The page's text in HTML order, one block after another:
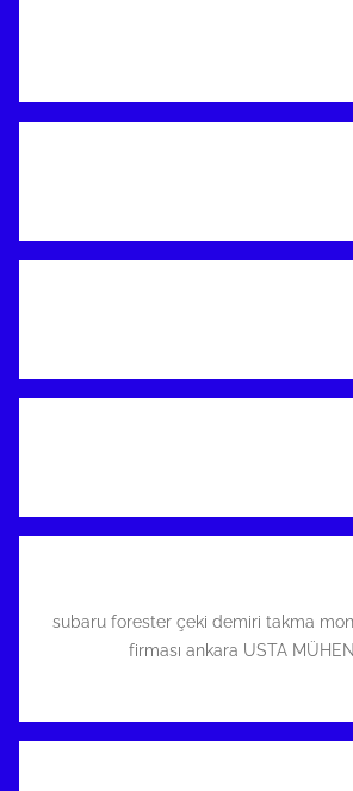
subaru forester çeki demiri takma
firması ankara USTA